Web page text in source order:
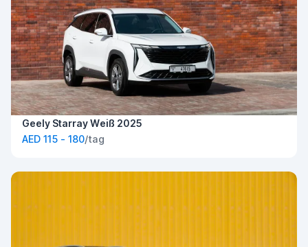
Geely Starray Weiß 2025
AED 115 - 180/tag